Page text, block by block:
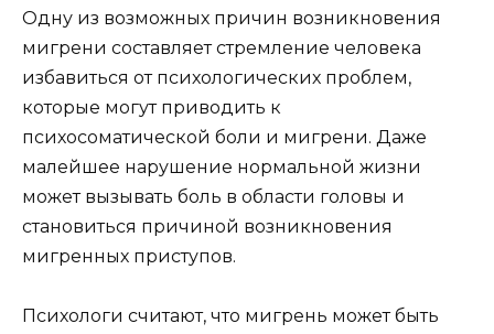
Одну из возможных причин возникновения
мигрени составляет стремление человека
избавиться от психологических проблем,
которые могут приводить к
психосоматической боли и мигрени. Даже
малейшее нарушение нормальной жизни
может вызывать боль в области головы и
становиться причиной возникновения
мигренных приступов.
Психологи считают, что мигрень может быть